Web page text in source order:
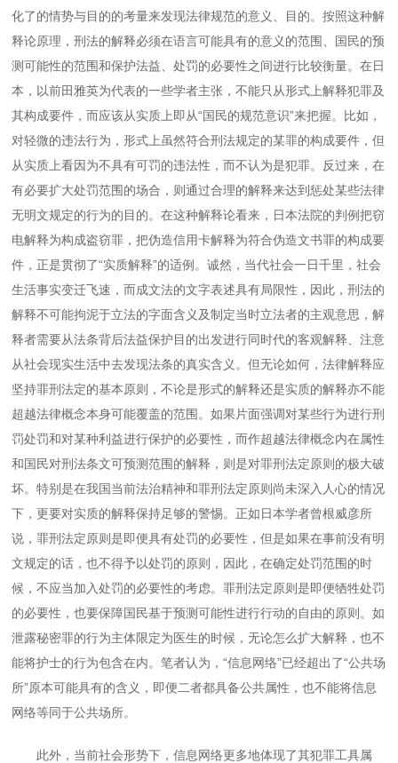
化了的情势与目的的考量来发现法律规范的意义、目的。按照这种解
释论原理，刑法的解释必须在语言可能具有的意义的范围、国民的预
测可能性的范围和保护法益、处罚的必要性之间进行比较衡量。在日
本，以前田雅英为代表的一些学者主张，不能只从形式上解释犯罪及
其构成要件，而应该从实质上即从“国民的规范意识”来把握。比如，
对轻微的违法行为，形式上虽然符合刑法规定的某罪的构成要件，但
从实质上看因为不具有可罚的违法性，而不认为是犯罪。反过来，在
有必要扩大处罚范围的场合，则通过合理的解释来达到惩处某些法律
无明文规定的行为的目的。在这种解释论看来，日本法院的判例把窃
电解释为构成盗窃罪，把伪造信用卡解释为符合伪造文书罪的构成要
件，正是贯彻了“实质解释”的适例。诚然，当代社会一日千里，社会
生活事实变迁飞速，而成文法的文字表述具有局限性，因此，刑法的
解释不可能拘泥于立法的字面含义及制定当时立法者的主观意思，解
释者需要从法条背后法益保护目的出发进行同时代的客观解释、注意
从社会现实生活中去发现法条的真实含义。但无论如何，法律解释应
坚持罪刑法定的基本原则，不论是形式的解释还是实质的解释亦不能
超越法律概念本身可能覆盖的范围。如果片面强调对某些行为进行刑
罚处罚和对某种利益进行保护的必要性，而作超越法律概念内在属性
和国民对刑法条文可预测范围的解释，则是对罪刑法定原则的极大破
坏。特别是在我国当前法治精神和罪刑法定原则尚未深入人心的情况
下，更要对实质的解释保持足够的警惕。正如日本学者曾根威彦所
说，罪刑法定原则是即便具有处罚的必要性，但是如果在事前没有明
文规定的话，也不得予以处罚的原则，因此，在确定处罚范围的时
候，不应当加入处罚的必要性的考虑。罪刑法定原则是即便牺牲处罚
的必要性，也要保障国民基于预测可能性进行行动的自由的原则。如
泄露秘密罪的行为主体限定为医生的时候，无论怎么扩大解释，也不
能将护士的行为包含在内。笔者认为，“信息网络”已经超出了“公共场
所”原本可能具有的含义，即便二者都具备公共属性，也不能将信息
网络等同于公共场所。
此外，当前社会形势下，信息网络更多地体现了其犯罪工具属